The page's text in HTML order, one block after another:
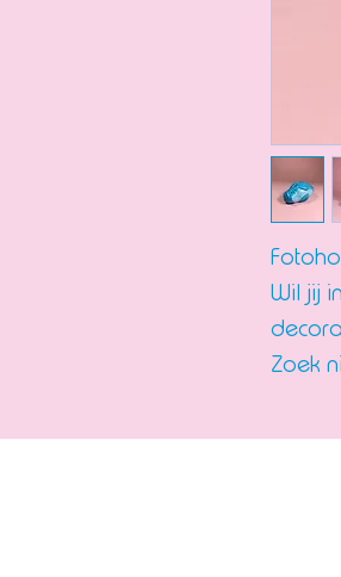
Wil jij
Zoek